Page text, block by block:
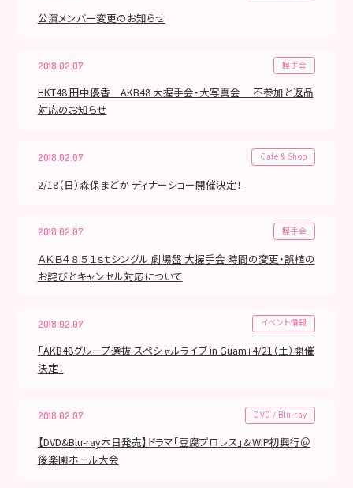
公演メンバー変更のお知らせ
2018.02.07 握手会
HKT48 田中優香 AKB48 大握手会・大写真会 不参加と返品
対応のお知らせ
2018.02.07 Cafe & Shop
2/18（日）森保まどか ディナーショー開催決定！
2018.02.07 握手会
ＡＫＢ４８ ５１ｓｔシングル 劇場盤 大握手会 時間の変更・誤植の
お詫びとキャンセル対応について
2018.02.07 イベント情報
「AKB48グループ選抜 スペシャルライブ in Guam」4/21（土）開催
決定！
2018.02.07 DVD / Blu-ray
【DVD&Blu-ray本日発売】ドラマ「豆腐プロレス」＆WIP初興行＠
後楽園ホール大会